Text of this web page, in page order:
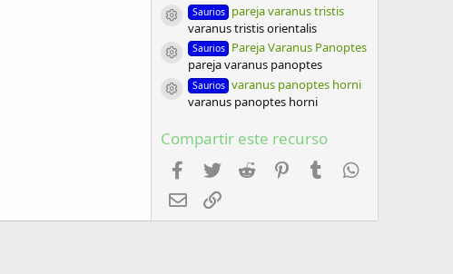
Icono del recurso
Saurios pareja varanus tristis
varanus tristis orientalis
Icono del recurso
Saurios Pareja Varanus Panoptes
pareja varanus panoptes
Icono del recurso
Saurios varanus panoptes horni
varanus panoptes horni
Compartir este recurso
Facebook
Twitter Reddit PinterestTumblr
Email